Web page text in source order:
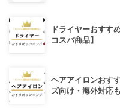
ドライヤーおすす
コスパ商品】
ヘアアイロンおす
ズ向け・海外対応